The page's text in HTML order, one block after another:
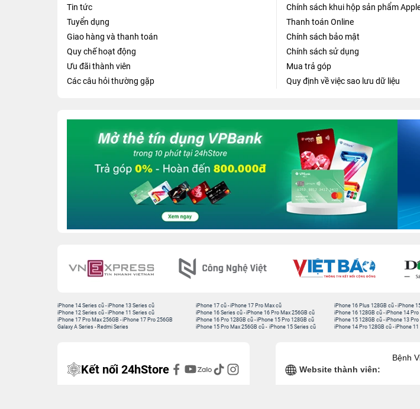
Tin tức
Tuyển dụng
Giao hàng và thanh toán
Quy chế hoạt động
Ưu đãi thành viên
Các câu hỏi thường gặp
Chính sách khui hộp sản phẩm
Thanh toán Online
Chính sách bảo mật
Chính sách sử dụng
Mua trả góp
Quy định về việc sao lưu dữ liệu
iPhone 14 Series cũ -iPhone 13 Series cũ
iPhone 12 Series cũ -iPhone 11 Series cũ
iPhone 17 Pro Max 256GB -iPhone 17 Pro 256GB
Galaxy A Series - Redmi Series
iPhone 17 cũ -iPhone 17 Pro Max cũ
iPhone 16 Series cũ - iPhone 16 Pro Max 256GB cũ
iPhone 16 Pro 128GB cũ -iPhone 15 Pro 128GB cũ
iPhone 15 Pro Max 256GB cũ - iPhone 15 Series cũ
iPhone 16 Plus 128GB cũ -iPhone
iPhone 16 128GB cũ -iPhone 14 Pro
iPhone 15 128GB cũ -iPhone 13 Pro
iPhone 14 Pro 128GB cũ -iPhone 11
Kết nối 24hStore Website thành viên:
Bệnh